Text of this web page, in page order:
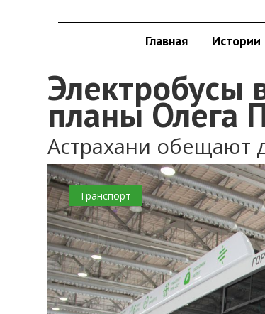
Главная Истории
Электробусы
планы Олега
Астрахани обещают
Транспорт